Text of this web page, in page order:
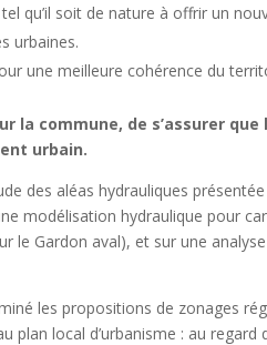
qu’il soit de nature à offrir un
urbaines.
une meilleure cohérence du
la commune, de s’assurer
urbain.
des aléas hydrauliques
modélisation hydraulique pour
le Gardon aval), et sur une
les propositions de zonages
plan local d’urbanisme : au